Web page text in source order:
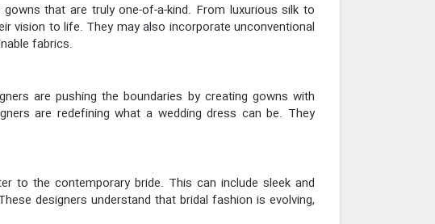
that are truly one-of-a-kind. From luxurious silk to
vision to life. They may also incorporate unconventional
fabrics.
are pushing the boundaries by creating gowns with
are redefining what a wedding dress can be. They
to the contemporary bride. This can include sleek and
designers understand that bridal fashion is evolving,